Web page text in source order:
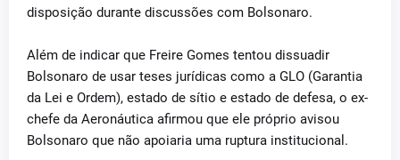
disposição durante discussões com Bolsonaro.
Além de indicar que Freire Gomes tentou dissuadir
Bolsonaro de usar teses jurídicas como a GLO (Garantia
da Lei e Ordem), estado de sítio e estado de defesa, o ex-
chefe da Aeronáutica afirmou que ele próprio avisou
Bolsonaro que não apoiaria uma ruptura institucional.